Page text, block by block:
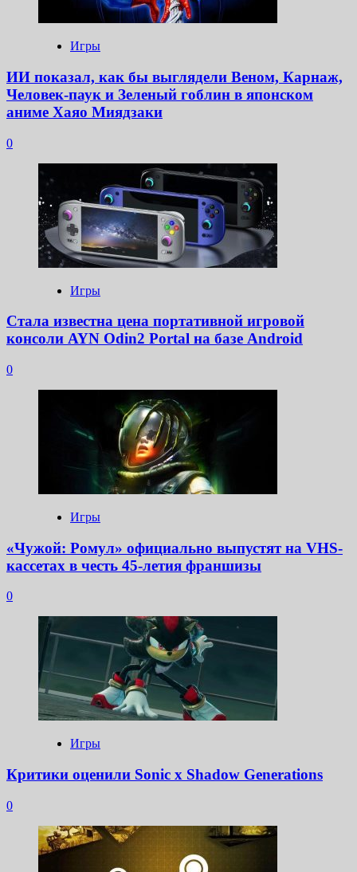
Игры
ИИ показал, как бы выглядели Веном, Карнаж,
Человек-паук и Зеленый гоблин в японском
аниме Хаяо Миядзаки
0
Игры
Стала известна цена портативной игровой
консоли AYN Odin2 Portal на базе Android
0
Игры
«Чужой: Ромул» официально выпустят на VHS-
кассетах в честь 45-летия франшизы
0
Игры
Критики оценили Sonic x Shadow Generations
0